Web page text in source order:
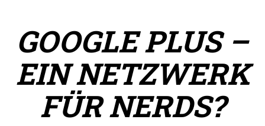
GOOGLE PLUS –
EIN NETZWERK
FÜR NERDS?